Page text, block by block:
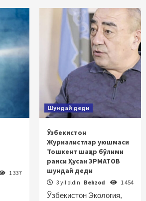
1 337
Шундай деди
Ўзбекистон
Журналистлар уюшмаси
Тошкент шаҳар бўлими
раиси Ҳусан ЭРМАТОВ
шундай деди
3 yil oldin Behzod 1 454
Ўзбекистон Экология,